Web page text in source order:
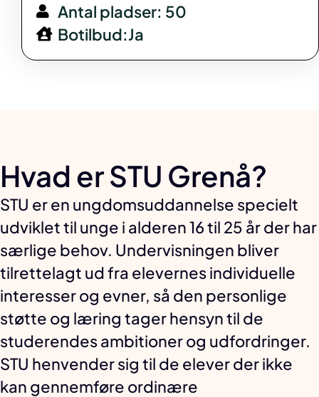
Antal pladser: 50
Botilbud:Ja
Hvad er STU Grenå?
STU er en ungdomsuddannelse specielt
udviklet til unge i alderen 16 til 25 år der har
særlige behov. Undervisningen bliver
tilrettelagt ud fra elevernes individuelle
interesser og evner, så den personlige
støtte og læring tager hensyn til de
studerendes ambitioner og udfordringer.
STU henvender sig til de elever der ikke
kan gennemføre ordinære